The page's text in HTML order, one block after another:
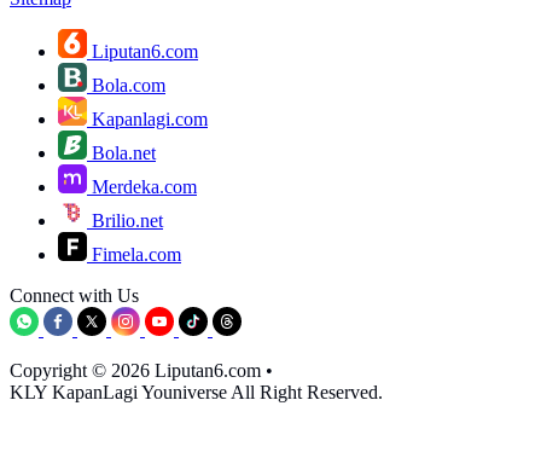
Liputan6.com
Bola.com
Kapanlagi.com
Bola.net
Merdeka.com
Brilio.net
Fimela.com
Connect with Us
Copyright © 2026 Liputan6.com •
KLY KapanLagi Youniverse All Right Reserved.